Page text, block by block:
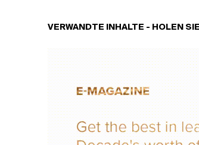
VERWANDTE INHALTE - HOLEN